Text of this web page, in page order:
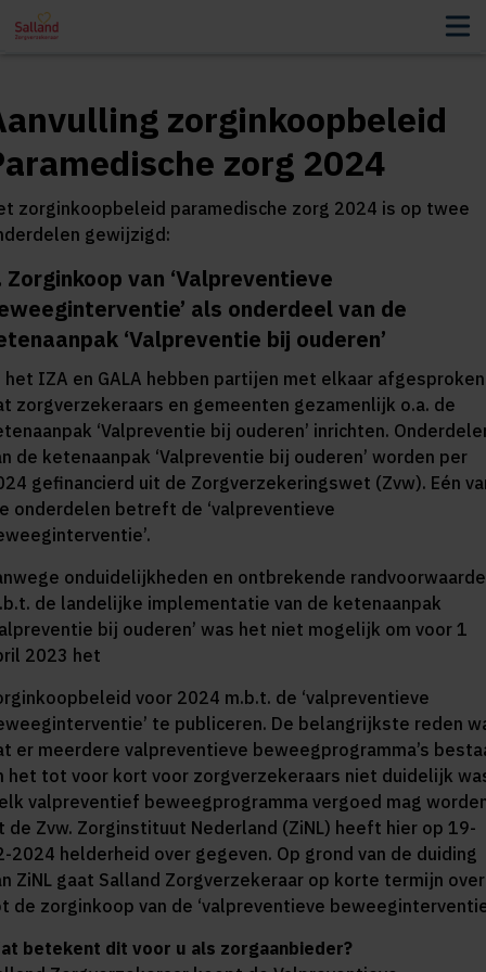
zorginkoopbeleid
zorg 2024
zorginkoopbeleid paramedische zorg 2024 is op twee
gewijzigd:
Zorginkoop van ‘Valpreventieve
als onderdeel van de
‘Valpreventie bij ouderen’
het IZA en GALA hebben partijen met elkaar afgesproken
zorgverzekeraars en gemeenten gezamenlijk o.a. de
‘Valpreventie bij ouderen’ inrichten.
de ketenaanpak ‘Valpreventie bij ouderen’ worden per
gefinancierd uit de Zorgverzekeringswet (Zvw). Eén
onderdelen betreft de ‘valpreventieve
onduidelijkheden en ontbrekende
de landelijke implementatie van de ketenaanpak
bij ouderen’ was het niet mogelijk om voor 1
2023 het
voor 2024 m.b.t. de ‘valpreventieve
te publiceren. De belangrijkste reden
er meerdere valpreventieve beweegprogramma’s
het tot voor kort voor zorgverzekeraars niet duidelijk
valpreventief beweegprogramma vergoed mag
de Zvw. Zorginstituut Nederland (ZiNL) heeft hier op 19-
2024 helderheid over gegeven. Op grond van de duiding
ZiNL gaat Salland Zorgverzekeraar op korte termijn over
de zorginkoop van de ‘valpreventieve
betekent dit voor u als zorgaanbieder?